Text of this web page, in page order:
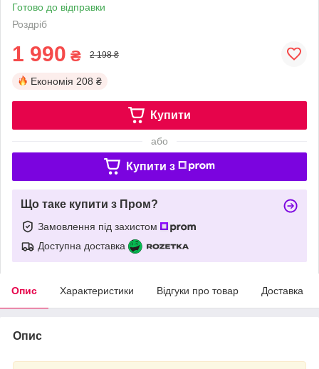
Готово до відправки
Роздріб
1 990 ₴ 2 198 ₴
Економія 208 ₴
Купити
або
Купити з
Що таке купити з Пром?
Замовлення під захистом
Доступна доставка
Опис Характеристики Відгуки про товар Доставка
Опис